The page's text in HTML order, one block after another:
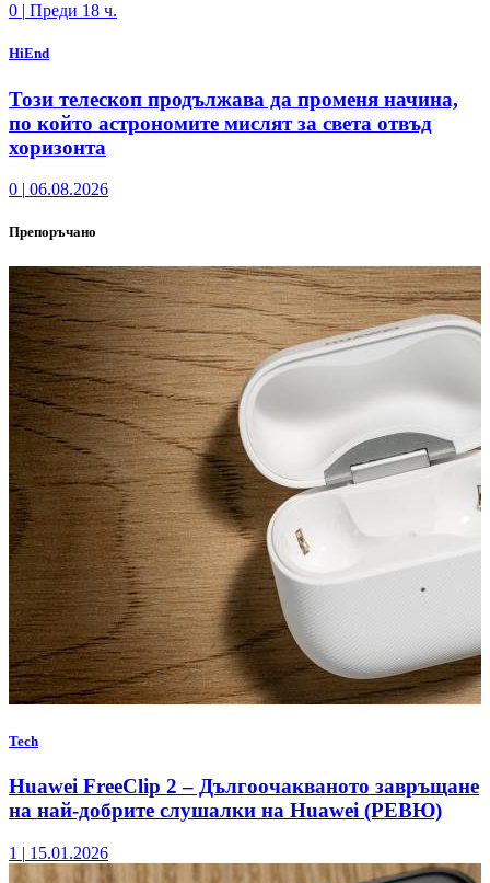
0 | Преди 18 ч.
HiEnd
Този телескоп продължава да променя начина,
по който астрономите мислят за света отвъд
хоризонта
0 | 06.08.2026
Препоръчано
Tech
Huawei FreeClip 2 – Дългоочакваното завръщане
на най-добрите слушалки на Huawei (РЕВЮ)
1 | 15.01.2026